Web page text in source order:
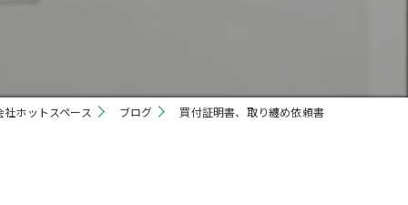
ホットスペース ブログ 買付証明書、取り纏め依頼書